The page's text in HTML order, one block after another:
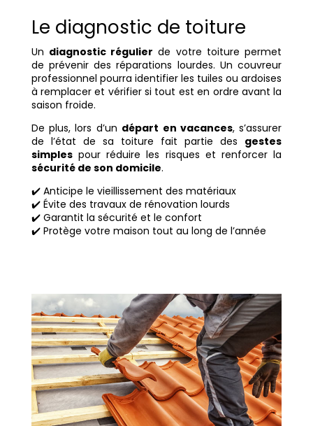
Le diagnostic de toiture
Un diagnostic régulier de votre toiture permet
de prévenir des réparations lourdes. Un couvreur
professionnel pourra identifier les tuiles ou ardoises
à remplacer et vérifier si tout est en ordre avant la
saison froide.
De plus, lors d’un départ en vacances, s’assurer
de l’état de sa toiture fait partie des gestes
simplespour réduire les risques et renforcer la
sécurité de son domicile.
✔️ Anticipe le vieillissement des matériaux
✔️ Évite des travaux de rénovation lourds
✔️ Garantit la sécurité et le confort
✔️ Protège votre maison tout au long de l’année